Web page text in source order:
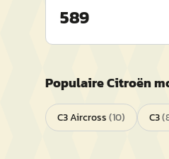
589
PopulaireCitroën
C3 Aircross(10) C3(